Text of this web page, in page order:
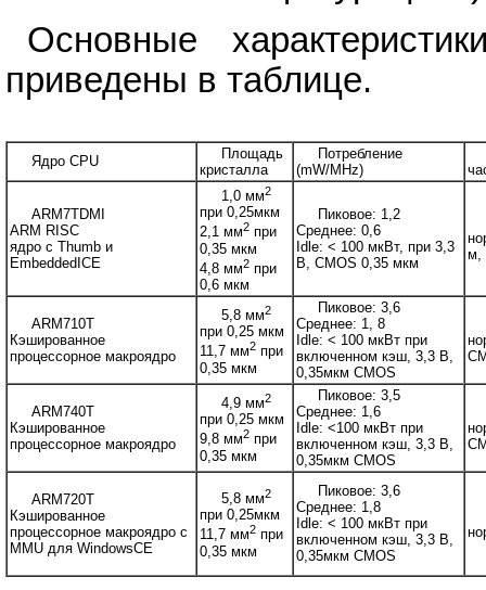
Основные
приведены в таблице.
Ядро CPU
Площадь
кристалла
Потребление
(mW/MHz)
ARM7TDMI
ARM RISC
ядро с Thumb и
EmbeddedICE
1,0 мм2
при 0,25мкм
2,1 мм2 при
0,35 мкм
4,8 мм2 при
0,6 мкм
Пиковое: 1,2
Среднее: 0,6
Idle: < 100 мкВт, при 3,3
В, CMOS 0,35 мкм
м,
ARM710T
Кэшированное
процессорное макроядро
5,8 мм2
при 0,25 мкм
11,7 мм2 при
0,35 мкм
Пиковое: 3,6
Среднее: 1, 8
Idle: < 100 мкВт при
включенном кэш, 3,3 В,
0,35мкм CMOS
ARM740T
Кэшированное
процессорное макроядро
4,9 мм2
при 0,25 мкм
9,8 мм2 при
0,35 мкм
Пиковое: 3,5
Среднее: 1,6
Idle: <100 мкВт при
включенном кэш, 3,3 В,
0,35мкм CMOS
ARM720T
Кэшированное
процессорное макроядро с
MMU для WindowsCE
5,8 мм2
при 0,25мкм
11,7 мм2 при
0,35 мкм
Пиковое: 3,6
Среднее: 1,8
Idle: < 100 мкВт при
включенном кэш, 3,3 В,
0,35мкм CMOS